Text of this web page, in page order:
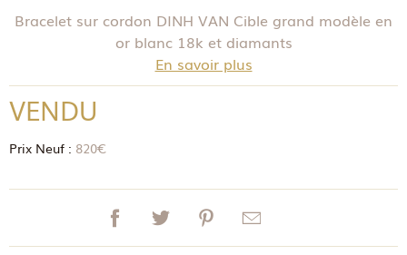
Bracelet sur cordon DINH VAN Cible grand modèle en
or blanc 18k et diamants
En savoir plus
VENDU
Prix Neuf : 820€